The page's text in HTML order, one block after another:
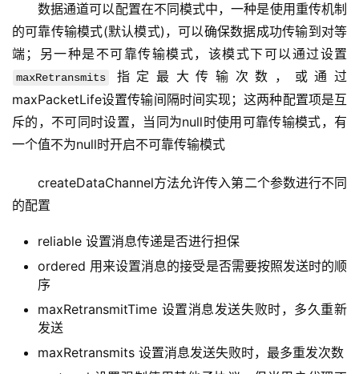
数据通道可以配置在不同模式中，一种是使用重传机制
的可靠传输模式(默认模式)，可以确保数据成功传输到对等
端；另一种是不可靠传输模式，该模式下可以通过设置
maxRetransmits
指定最大传输次数，或通过
maxPacketLife设置传输间隔时间实现；这两种配置项是互
斥的，不可同时设置，当同为null时使用可靠传输模式，有
一个值不为null时开启不可靠传输模式
createDataChannel方法允许传入第二个参数进行不同
的配置
reliable 设置消息传递是否进行担保
ordered 用来设置消息的接受是否需要按照发送时的顺
序
maxRetransmitTime 设置消息发送失败时，多久重新
发送
maxRetransmits 设置消息发送失败时，最多重发次数